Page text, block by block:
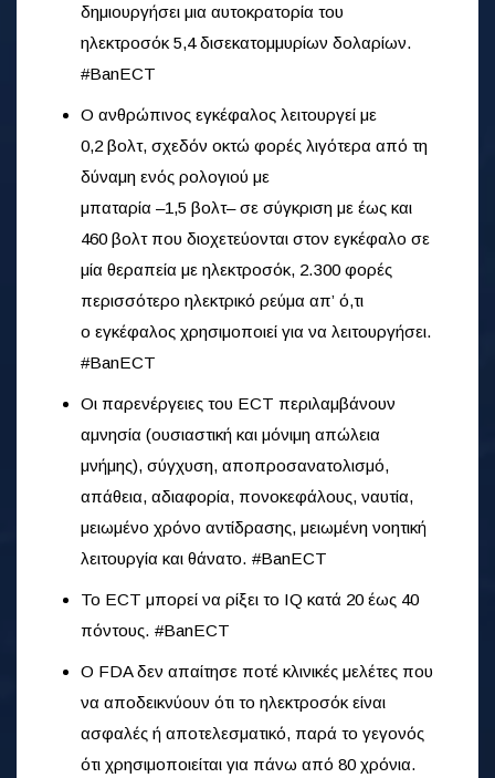
δημιουργήσει μια αυτοκρατορία του
ηλεκτροσόκ 5,4 δισεκατομμυρίων δολαρίων.
#BanECT
Ο ανθρώπινος εγκέφαλος λειτουργεί με
0,2 βολτ, σχεδόν οκτώ φορές λιγότερα από τη
δύναμη ενός ρολογιού με
μπαταρία –1,5 βολτ– σε σύγκριση με έως και
460 βολτ που διοχετεύονται στον εγκέφαλο σε
μία θεραπεία με ηλεκτροσόκ, 2.300 φορές
περισσότερο ηλεκτρικό ρεύμα απ’ ό,τι
ο εγκέφαλος χρησιμοποιεί για να λειτουργήσει.
#BanECT
Οι παρενέργειες του ECT περιλαμβάνουν
αμνησία (ουσιαστική και μόνιμη απώλεια
μνήμης), σύγχυση, αποπροσανατολισμό,
απάθεια, αδιαφορία, πονοκεφάλους, ναυτία,
μειωμένο χρόνο αντίδρασης, μειωμένη νοητική
λειτουργία και θάνατο. #BanECT
Το ECT μπορεί να ρίξει το IQ κατά 20 έως 40
πόντους. #BanECT
Ο FDA δεν απαίτησε ποτέ κλινικές μελέτες που
να αποδεικνύουν ότι το ηλεκτροσόκ είναι
ασφαλές ή αποτελεσματικό, παρά το γεγονός
ότι χρησιμοποιείται για πάνω από 80 χρόνια.